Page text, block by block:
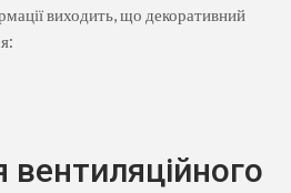
виходить, що декоративний
вентиляційного